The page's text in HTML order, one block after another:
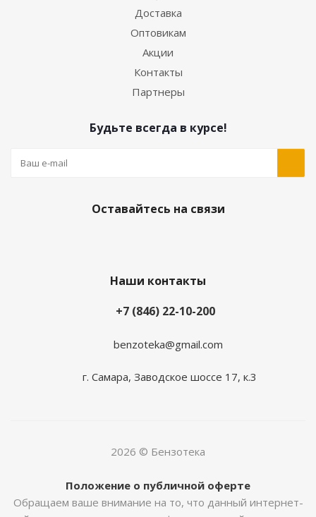
Доставка
Оптовикам
Акции
Контакты
Партнеры
Будьте всегда в курсе!
Оставайтесь на связи
Наши контакты
+7 (846) 22-10-200
benzoteka@gmail.com
г. Самара, Заводское шоссе 17, к.3
2026 © Бензотека
Положение о публичной оферте
Обращаем ваше внимание на то, что данный интернет-